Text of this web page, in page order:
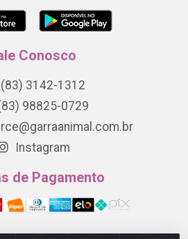
Conosco
(83) 3142-1312
98825-0729
Instagram
de Pagamento